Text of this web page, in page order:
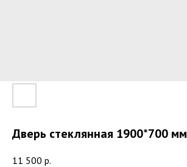
Дверь стеклянная 1900*700 мм
11 500 р.